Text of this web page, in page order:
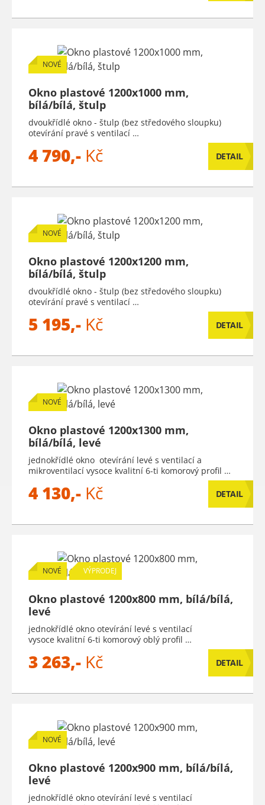
NOVÉ
Okno plastové 1200x1000 mm,
bílá/bílá, štulp
dvoukřídlé okno - štulp (bez středového sloupku)
otevírání pravé s ventilací …
4 790,- Kč DETAIL
NOVÉ
Okno plastové 1200x1200 mm,
bílá/bílá, štulp
dvoukřídlé okno - štulp (bez středového sloupku)
otevírání pravé s ventilací …
5 195,- Kč DETAIL
NOVÉ
Okno plastové 1200x1300 mm,
bílá/bílá, levé
jednokřídlé okno otevírání levé s ventilací a
mikroventilací vysoce kvalitní 6-ti komorový profil …
4 130,- Kč DETAIL
NOVÉ VÝPRODEJ
Okno plastové 1200x800 mm, bílá/bílá,
levé
jednokřídlé okno otevírání levé s ventilací
vysoce kvalitní 6-ti komorový oblý profil …
3 263,- Kč DETAIL
NOVÉ
Okno plastové 1200x900 mm, bílá/bílá,
levé
jednokřídlé okno otevírání levé s ventilací